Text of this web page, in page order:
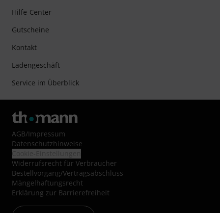
Hilfe-Center
Gutscheine
Kontakt
Ladengeschäft
Service im Überblick
AGB/Impressum
Datenschutzhinweise
Widerrufsrecht für Verbraucher
Bestellvorgang/Vertragsabschluss
Mängelhaftungsrecht
Erklärung zur Barrierefreiheit